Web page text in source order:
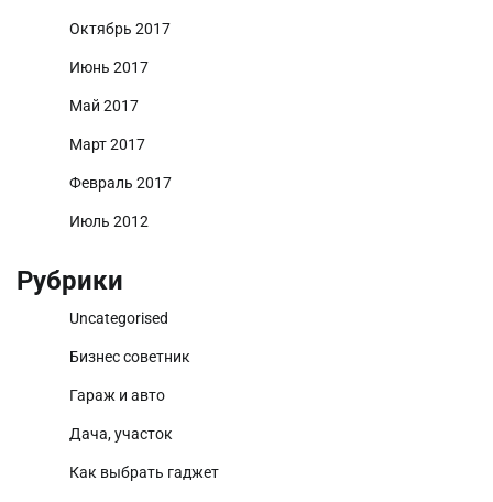
Октябрь 2017
Июнь 2017
Май 2017
Март 2017
Февраль 2017
Июль 2012
Рубрики
Uncategorised
Бизнес советник
Гараж и авто
Дача, участок
Как выбрать гаджет